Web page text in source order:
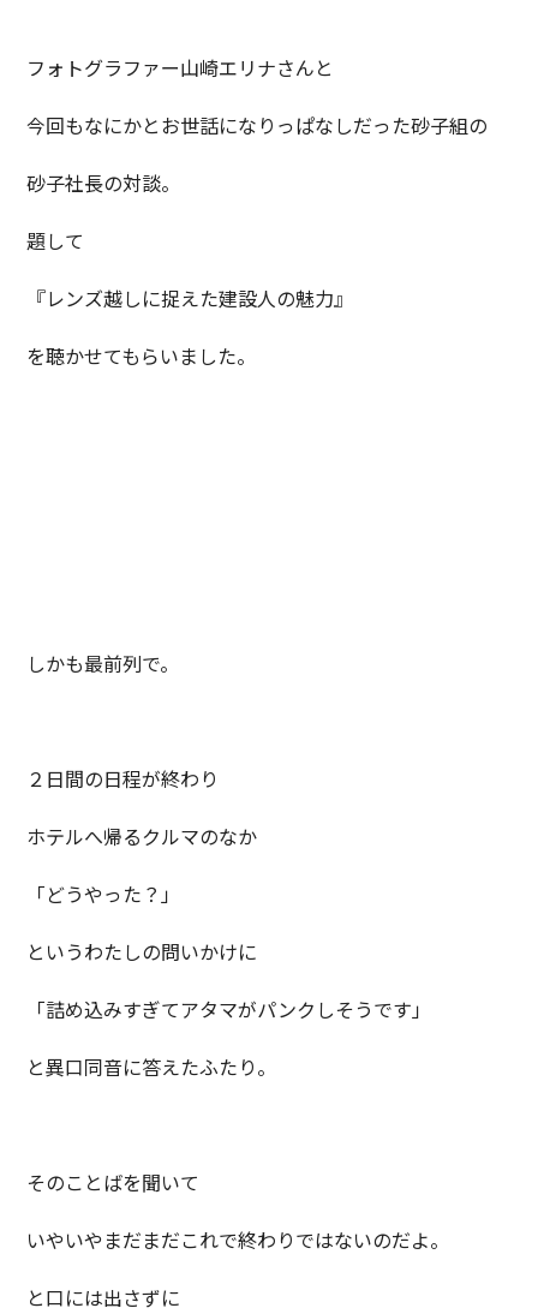
フォトグラファー山崎エリナさんと
今回もなにかとお世話になりっぱなしだった砂子組の
砂子社長の対談。
題して
『レンズ越しに捉えた建設人の魅力』
を聴かせてもらいました。
しかも最前列で。
２日間の日程が終わり
ホテルへ帰るクルマのなか
「どうやった？」
というわたしの問いかけに
「詰め込みすぎてアタマがパンクしそうです」
と異口同音に答えたふたり。
そのことばを聞いて
いやいやまだまだこれで終わりではないのだよ。
と口には出さずに